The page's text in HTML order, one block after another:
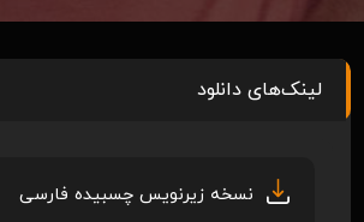
لینک‌های دانلود
نسخه زیرنویس چسبیده فارسی